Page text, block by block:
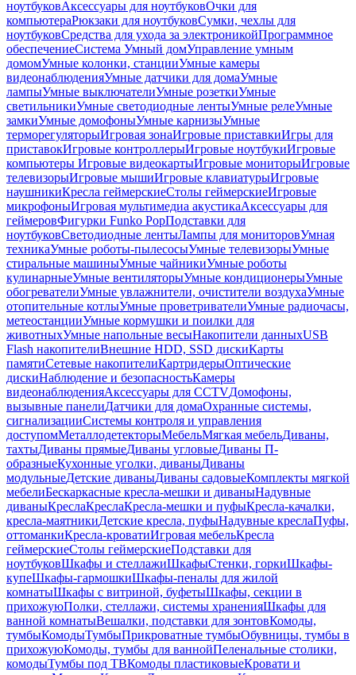
ноутбуковАксессуары для ноутбуковОчки для
компьютераРюкзаки для ноутбуковСумки, чехлы для
ноутбуковСредства для ухода за электроникойПрограммное
обеспечениеСистема Умный домУправление умным
домомУмные колонки, станцииУмные камеры
видеонаблюденияУмные датчики для домаУмные
лампыУмные выключателиУмные розеткиУмные
светильникиУмные светодиодные лентыУмные релеУмные
замкиУмные домофоныУмные карнизыУмные
терморегуляторыИгровая зонаИгровые приставкиИгры для
приставокИгровые контроллерыИгровые ноутбукиИгровые
компьютеры Игровые видеокартыИгровые мониторыИгровые
телевизорыИгровые мышиИгровые клавиатурыИгровые
наушникиКресла геймерскиеСтолы геймерскиеИгровые
микрофоныИгровая мультимедиа акустикаАксессуары для
геймеровФигурки Funko PopПодставки для
ноутбуковСветодиодные лентыЛампы для мониторовУмная
техникаУмные роботы-пылесосыУмные телевизорыУмные
стиральные машиныУмные чайникиУмные роботы
кулинарныеУмные вентиляторыУмные кондиционерыУмные
обогревателиУмные увлажнители, очистители воздухаУмные
отопительные котлыУмные проветривателиУмные радиочасы,
метеостанцииУмные кормушки и поилки для
животныхУмные напольные весыНакопители данныхUSB
Flash накопителиВнешние HDD, SSD дискиКарты
памятиСетевые накопителиКартридерыОптические
дискиНаблюдение и безопасностьКамеры
видеонаблюденияАксессуары для CCTVДомофоны,
вызывные панелиДатчики для домаОхранные системы,
сигнализацииСистемы контроля и управления
доступомМеталлодетекторыМебельМягкая мебельДиваны,
тахтыДиваны прямыеДиваны угловыеДиваны П-
образныеКухонные уголки, диваныДиваны
модульныеДетские диваныДиваны садовыеКомплекты мягкой
мебелиБескаркасные кресла-мешки и диваныНадувные
диваныКреслаКреслаКресла-мешки и пуфыКресла-качалки,
кресла-маятникиДетские кресла, пуфыНадувные креслаПуфы,
оттоманкиКресла-кроватиИгровая мебельКресла
геймерскиеСтолы геймерскиеПодставки для
ноутбуковШкафы и стеллажиШкафыСтенки, горкиШкафы-
купеШкафы-гармошкиШкафы-пеналы для жилой
комнатыШкафы с витриной, буфетыШкафы, секции в
прихожуюПолки, стеллажи, системы храненияШкафы для
ванной комнатыВешалки, подставки для зонтовКомоды,
тумбыКомодыТумбыПрикроватные тумбыОбувницы, тумбы в
прихожуюКомоды, тумбы для ваннойПеленальные столики,
комодыТумбы под ТВКомоды пластиковыеКровати и